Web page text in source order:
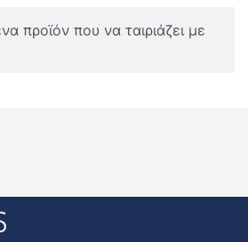
προϊόν που να ταιριάζει με